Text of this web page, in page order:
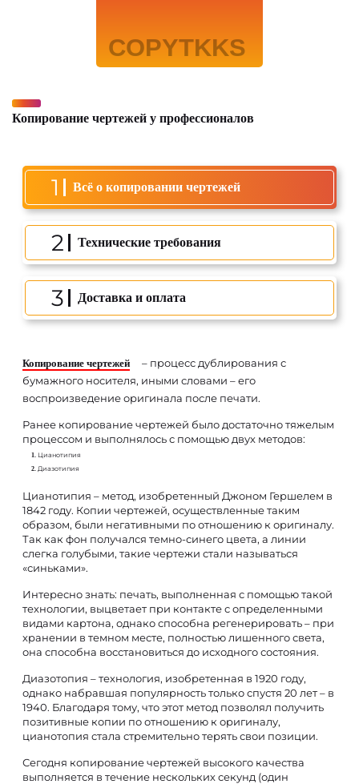
Копирование чертежей у профессионалов
1 Всё о копировании чертежей
2 Технические требования
3 Доставка и оплата
Копирование чертежей
– процесс дублирования с
бумажного носителя, иными словами – его
воспроизведение оригинала после печати.
Ранее копирование чертежей было достаточно тяжелым
процессом и выполнялось с помощью двух методов:
Цианотипия
Диазотипия
Цианотипия – метод, изобретенный Джоном Гершелем в
1842 году. Копии чертежей, осуществленные таким
образом, были негативными по отношению к оригиналу.
Так как фон получался темно-синего цвета, а линии
слегка голубыми, такие чертежи стали называться
«синьками».
Интересно знать: печать, выполненная с помощью такой
технологии, выцветает при контакте с определенными
видами картона, однако способна регенерировать – при
хранении в темном месте, полностью лишенного света,
она способна восстановиться до исходного состояния.
Диазотопия – технология, изобретенная в 1920 году,
однако набравшая популярность только спустя 20 лет – в
1940. Благодаря тому, что этот метод позволял получить
позитивные копии по отношению к оригиналу,
цианотопия стала стремительно терять свои позиции.
Сегодня копирование чертежей высокого качества
выполняется в течение нескольких секунд (один